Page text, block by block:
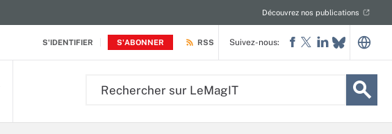
S'IDENTIFIER S'ABONNER
Découvrez nos publications
RSS Suivez-nous: